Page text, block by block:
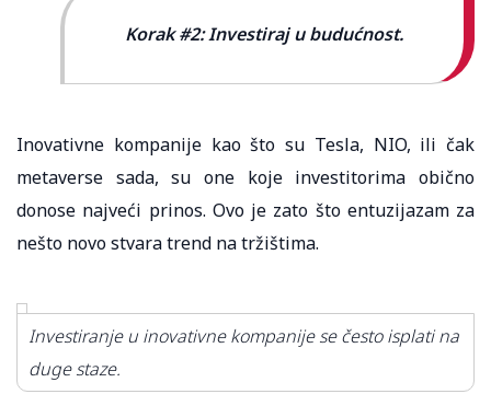
Korak #2: Investiraj u budućnost.
Inovativne kompanije kao što su Tesla, NIO, ili čak
metaverse sada, su one koje investitorima obično
donose najveći prinos. Ovo je zato što entuzijazam za
nešto novo stvara trend na tržištima.
Investiranje u inovativne kompanije se često isplati na
duge staze.